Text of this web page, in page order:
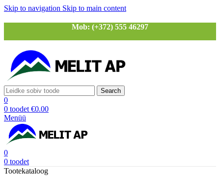
Skip to navigation Skip to main content
Mob: (+372) 555 46297
Search
0
0 toodet €0.00
Menüü
0
0 toodet
Tootekataloog